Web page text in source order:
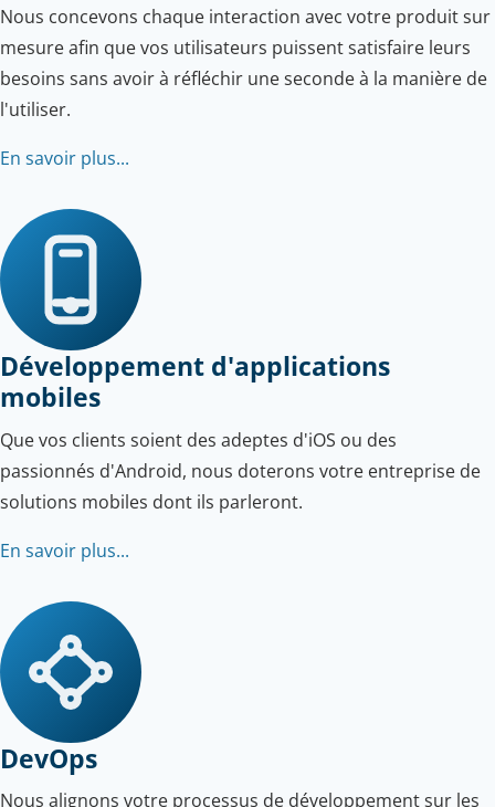
Nous concevons chaque interaction avec votre produit sur
mesure afin que vos utilisateurs puissent satisfaire leurs
besoins sans avoir à réfléchir une seconde à la manière de
l'utiliser.
En savoir plus...
Développement d'applications
mobiles
Que vos clients soient des adeptes d'iOS ou des
passionnés d'Android, nous doterons votre entreprise de
solutions mobiles dont ils parleront.
En savoir plus...
DevOps
Nous alignons votre processus de développement sur les